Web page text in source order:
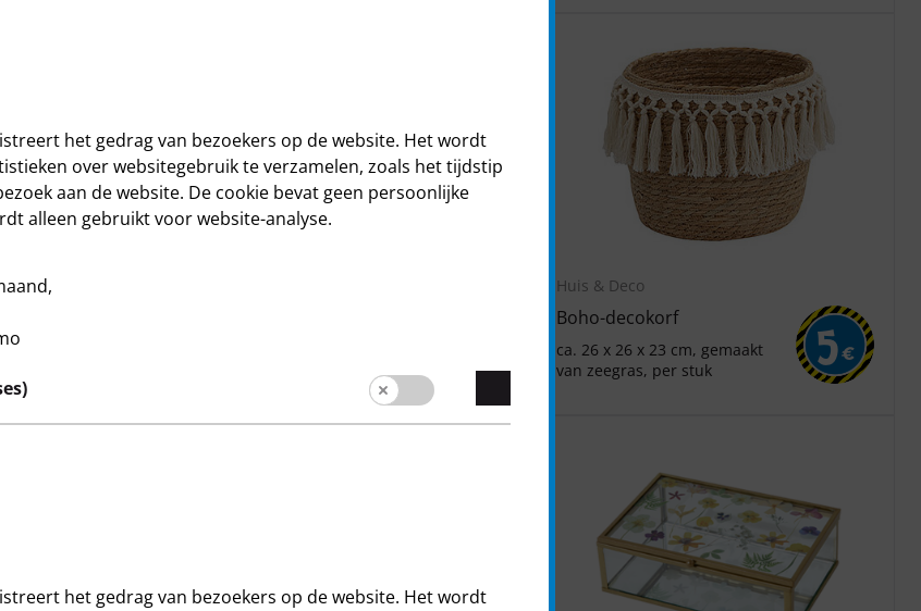
Huis & Deco
Boho-decokorf
ca. 26 x 26 x 23 cm, gemaakt
van zeegras, per stuk
5 €
het gedrag van bezoekers op de website. Het wordt
over websitegebruik te verzamelen, zoals het tijdstip
aan de website. De cookie bevat geen persoonlijke
alleen gebruikt voor website-analyse.
het gedrag van bezoekers op de website. Het wordt